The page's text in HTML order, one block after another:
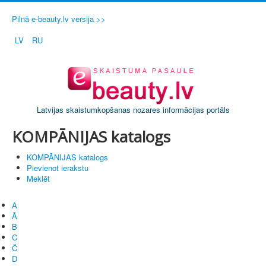
Pilnā e-beauty.lv versija >>
LV
RU
Latvijas skaistumkopšanas nozares informācijas portāls
KOMPĀNIJAS katalogs
KOMPĀNIJAS katalogs
Pievienot ierakstu
Meklēt
A
Ā
B
C
Č
D